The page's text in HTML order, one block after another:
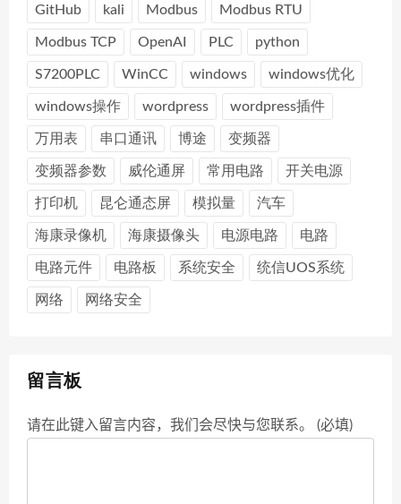
GitHub kali Modbus Modbus RTU
Modbus TCP OpenAI PLC python
S7200PLC WinCC windows windows优化
windows操作 wordpress wordpress插件
万用表 串口通讯 博途 变频器
变频器参数 威伦通屏 常用电路 开关电源
打印机 昆仑通态屏 模拟量 汽车
海康录像机 海康摄像头 电源电路 电路
电路元件 电路板 系统安全 统信UOS系统
网络 网络安全
留言板
请在此键入留言内容，我们会尽快与您联系。 (必填)